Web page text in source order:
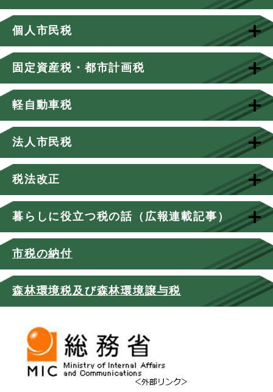
個人市民税
固定資産税・都市計画税
軽自動車税
法人市民税
税法改正
暮らしに役立つ税の話（広報連載記事）
市税の納付
森林環境税及び森林環境譲与税